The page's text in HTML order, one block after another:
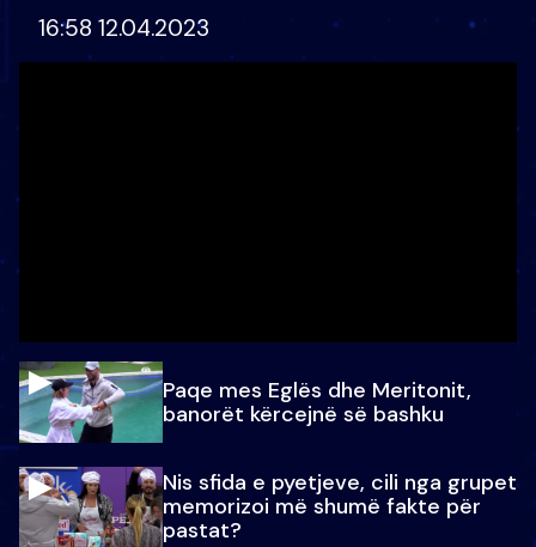
16:58 12.04.2023
Paqe mes Eglës dhe Meritonit,
banorët kërcejnë së bashku
Nis sfida e pyetjeve, cili nga grupet
memorizoi më shumë fakte për
pastat?